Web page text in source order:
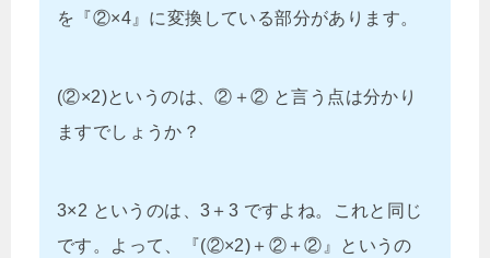
を『②×4』に変換している部分があります。
(②×2)というのは、②＋② と言う点は分かり
ますでしょうか？
3×2 というのは、3＋3 ですよね。これと同じ
です。よって、『(②×2)＋②＋②』というの